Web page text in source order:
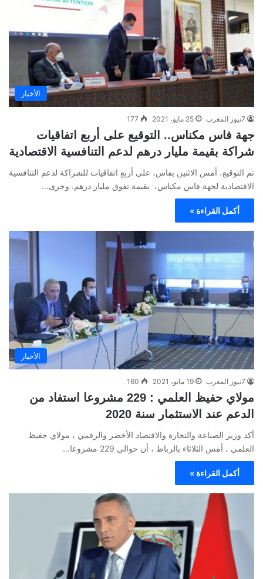
الأخبار
7نيوز المغرب 25 مايو، 2021 177
جهة فاس مكناس.. التوقيع على أربع اتفاقيات
شراكة بقيمة مليار درهم لدعم التنافسية الاقتصادية
تم التوقيع، أمس الاثنين بفاس، على أربع اتفاقيات للشراكة لدعم التنافسية
الاقتصادية لجهة فاس مكناس، بقيمة تفوق مليار درهم. وجرى…
أكمل القراءة »
الأخبار
7نيوز المغرب 19 مايو، 2021 160
مولاي حفيظ العلمي : 229 مشروعا استفاد من
الدعم عند الاستثمار سنة 2020
أكد وزير الصناعة والتجارة والاقتصاد الأخضر والرقمي ، مولاي حفيظ
العلمي ، أمس الثلاثاء بالرباط ، أن حوالي 229 مشروعا…
أكمل القراءة »